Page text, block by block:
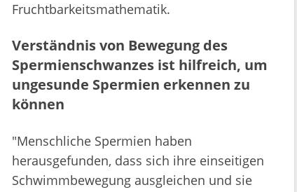
Fruchtbarkeitsmathematik.
Verständnis von Bewegung des
Spermienschwanzes ist hilfreich, um
ungesunde Spermien erkennen zu
können
"Menschliche Spermien haben
herausgefunden, dass sich ihre einseitigen
Schwimmbewegung ausgleichen und sie